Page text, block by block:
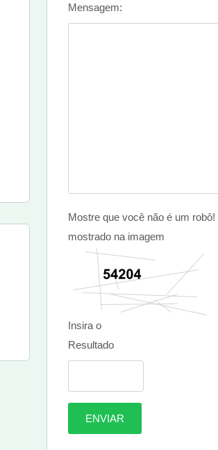
Mensagem:
Mostre que você não é um
mostrado na imagem
Insira o
Resultado
ENVIAR